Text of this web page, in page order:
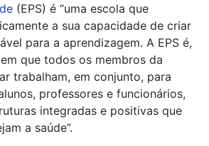
(EPS) é “uma escola que
a sua capacidade de criar
para a aprendizagem. A EPS é,
que todos os membros da
trabalham, em conjunto, para
professores e funcionários,
integradas e positivas que
a saúde”.